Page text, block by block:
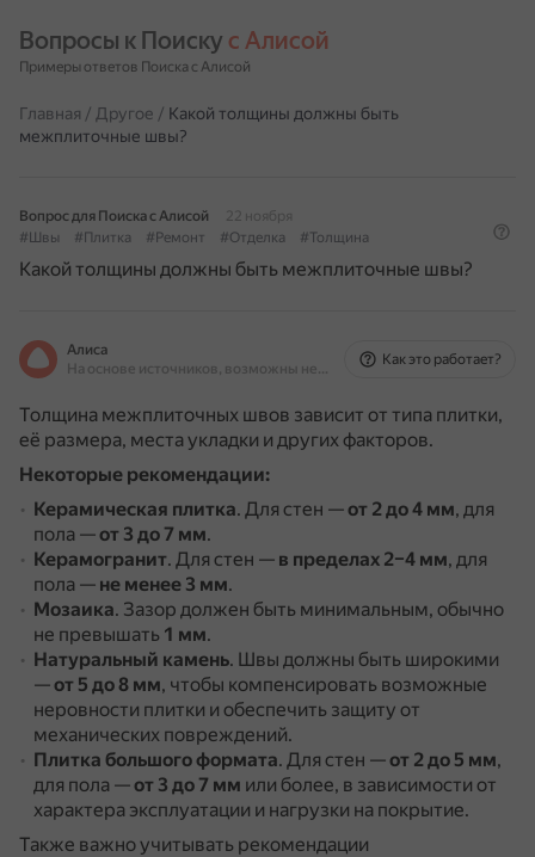
Вопросы к Поиску с Алисой
Примеры ответов Поиска с Алисой
Главная / Другое / Какой толщины должны быть
межплиточные швы?
Вопрос для Поиска с Алисой
22 ноября
#Швы
#Плитка #Ремонт #Отделка #Толщина
Какой толщины должны быть межплиточные швы?
Алиса
На основе источников, возможны неточности
Как это работает?
Толщина межплиточных швов зависит от типа плитки,
её размера, места укладки и других факторов.
Некоторые рекомендации:
Керамическая плитка. Для стен —от 2 до 4 мм, для
пола —от 3 до 7 мм.
Керамогранит. Для стен — в пределах 2–4 мм, для
пола — не менее 3 мм.
Мозаика. Зазор должен быть минимальным, обычно
не превышать 1 мм.
Натуральный камень. Швы должны быть широкими
—от 5 до 8 мм, чтобы компенсировать возможные
неровности плитки и обеспечить защиту от
механических повреждений.
Плитка большого формата. Для стен —от 2 до 5 мм,
для пола —от 3 до 7 мм или более, в зависимости от
характера эксплуатации и нагрузки на покрытие.
Также важно учитывать рекомендации